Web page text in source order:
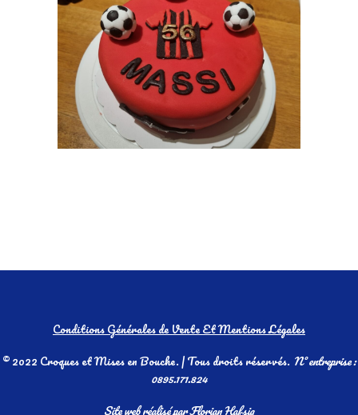
Contact
Conditions Générales de Vente Et Mentions Légales
© 2022 Croques et Mises en Bouche. | Tous droits réservés. N° entreprise :
0895.171.824
Site web réalisé parFlorian Hafsia